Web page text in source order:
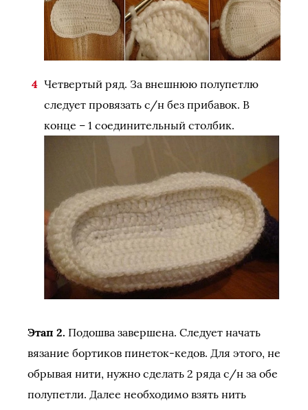
Четвертый ряд. За внешнюю полупетлю
следует провязать с/н без прибавок. В
конце – 1 соединительный столбик.
Этап 2. Подошва завершена. Следует начать
вязание бортиков пинеток-кедов. Для этого, не
обрывая нити, нужно сделать 2 ряда с/н за обе
полупетли. Далее необходимо взять нить